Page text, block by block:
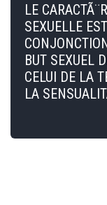
LE
SEXUELLE
BUT SEXUEL
CELUI DE LA
LA